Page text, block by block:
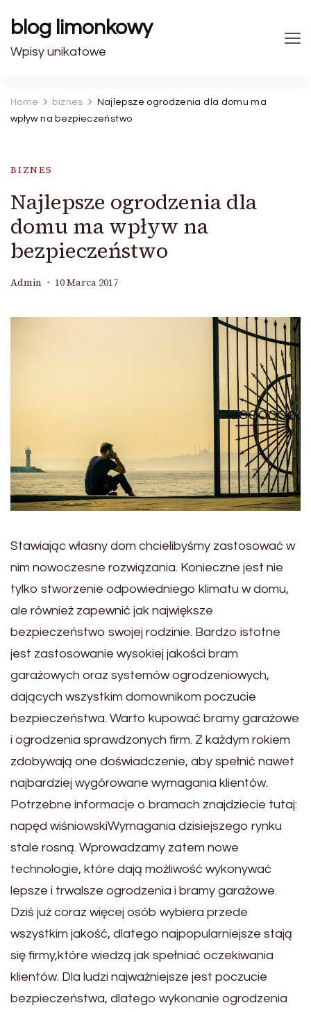
blog limonkowy
Wpisy unikatowe
Home biznes
Najlepsze ogrodzenia dla domu ma
wpływ na bezpieczeństwo
BIZNES
Najlepsze ogrodzenia dla
domu ma wpływ na
bezpieczeństwo
Admin 10 Marca 2017
Stawiając własny dom chcielibyśmy zastosować w
nim nowoczesne rozwiązania. Konieczne jest nie
tylko stworzenie odpowiedniego klimatu w domu,
ale również zapewnić jak największe
bezpieczeństwo swojej rodzinie. Bardzo istotne
jest zastosowanie wysokiej jakości bram
garażowych oraz systemów ogrodzeniowych,
dających wszystkim domownikom poczucie
bezpieczeństwa. Warto kupować bramy garażowe
i ogrodzenia sprawdzonych firm. Z każdym rokiem
zdobywają one doświadczenie, aby spełnić nawet
najbardziej wygórowane wymagania klientów.
Potrzebne informacje o bramach znajdziecie tutaj:
napęd wiśniowskiWymagania dzisiejszego rynku
stale rosną. Wprowadzamy zatem nowe
technologie, które dają możliwość wykonywać
lepsze i trwalsze ogrodzenia i bramy garażowe.
Dziś już coraz więcej osób wybiera przede
wszystkim jakość, dlatego najpopularniejsze stają
się firmy,które wiedzą jak spełniać oczekiwania
klientów. Dla ludzi najważniejsze jest poczucie
bezpieczeństwa, dlatego wykonanie ogrodzenia